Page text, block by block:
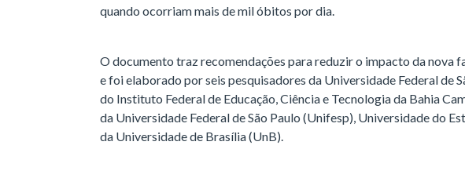
quando ocorriam mais de mil óbitos por dia.
O documento traz recomendações para reduzir o impacto da nova
e foi elaborado por seis pesquisadores da Universidade Federal de
do Instituto Federal de Educação, Ciência e Tecnologia da Bahia
da Universidade Federal de São Paulo (Unifesp), Universidade do
da Universidade de Brasília (UnB).